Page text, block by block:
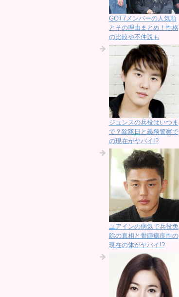
GOT7メンバーの人気順
とその理由まとめ！性格
の比較や不仲説も
ジュンスの兵役はいつま
で？除隊日と義務警察で
の現在がヤバイ!?
ユアインの病気で兵役免
除の真相と骨腫瘍良性の
現在の体がヤバイ!?